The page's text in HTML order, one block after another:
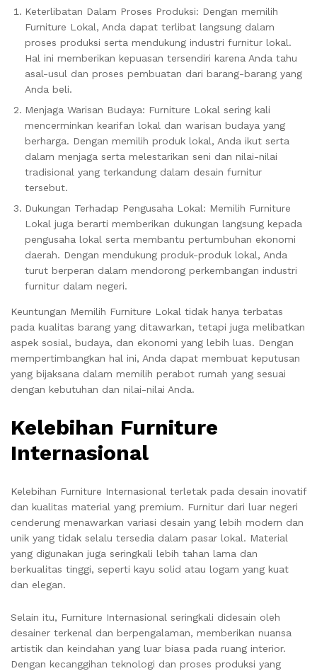
Keterlibatan Dalam Proses Produksi: Dengan memilih
Furniture Lokal, Anda dapat terlibat langsung dalam
proses produksi serta mendukung industri furnitur lokal.
Hal ini memberikan kepuasan tersendiri karena Anda tahu
asal-usul dan proses pembuatan dari barang-barang yang
Anda beli.
Menjaga Warisan Budaya: Furniture Lokal sering kali
mencerminkan kearifan lokal dan warisan budaya yang
berharga. Dengan memilih produk lokal, Anda ikut serta
dalam menjaga serta melestarikan seni dan nilai-nilai
tradisional yang terkandung dalam desain furnitur
tersebut.
Dukungan Terhadap Pengusaha Lokal: Memilih Furniture
Lokal juga berarti memberikan dukungan langsung kepada
pengusaha lokal serta membantu pertumbuhan ekonomi
daerah. Dengan mendukung produk-produk lokal, Anda
turut berperan dalam mendorong perkembangan industri
furnitur dalam negeri.
Keuntungan Memilih Furniture Lokal tidak hanya terbatas
pada kualitas barang yang ditawarkan, tetapi juga melibatkan
aspek sosial, budaya, dan ekonomi yang lebih luas. Dengan
mempertimbangkan hal ini, Anda dapat membuat keputusan
yang bijaksana dalam memilih perabot rumah yang sesuai
dengan kebutuhan dan nilai-nilai Anda.
Kelebihan Furniture
Internasional
Kelebihan Furniture Internasional terletak pada desain inovatif
dan kualitas material yang premium. Furnitur dari luar negeri
cenderung menawarkan variasi desain yang lebih modern dan
unik yang tidak selalu tersedia dalam pasar lokal. Material
yang digunakan juga seringkali lebih tahan lama dan
berkualitas tinggi, seperti kayu solid atau logam yang kuat
dan elegan.
Selain itu, Furniture Internasional seringkali didesain oleh
desainer terkenal dan berpengalaman, memberikan nuansa
artistik dan keindahan yang luar biasa pada ruang interior.
Dengan kecanggihan teknologi dan proses produksi yang